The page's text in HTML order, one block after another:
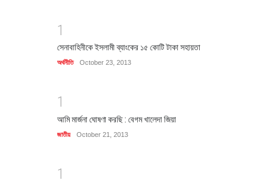
1
সেনাবাহিনীকে ইসলামী ব্যাংকের ১৫ কোটি টাকা সহায়তা
অর্থনীতি October 23, 2013
1
আমি মার্জনা ঘোষণা করছি : বেগম খালেদা জিয়া
জাতীয় October 21, 2013
1